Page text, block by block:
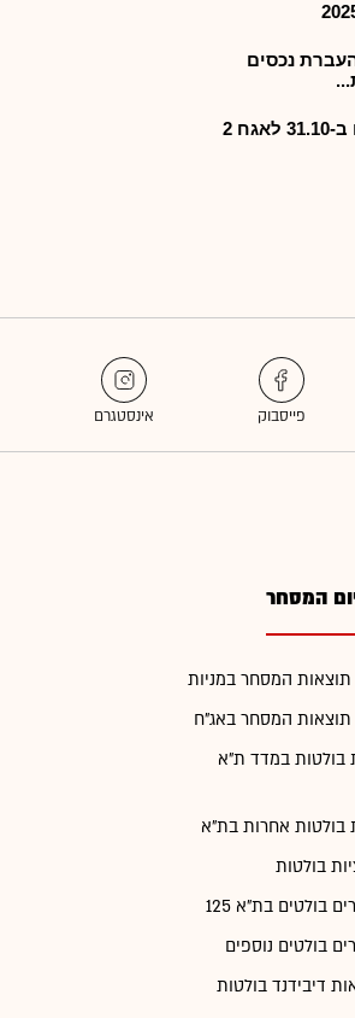
נכסים
ארזם-מתוך ריבית שתשולם ב-31.10 לאגח 2
המסחר
תוצאות המסחר במניות
תוצאות המסחר באג"ח
בולטות במדד ת"א
בולטות אחרות בת"א
בולטות
בולטים בת"א 125
בולטים נוספים
דיבידנד בולטות